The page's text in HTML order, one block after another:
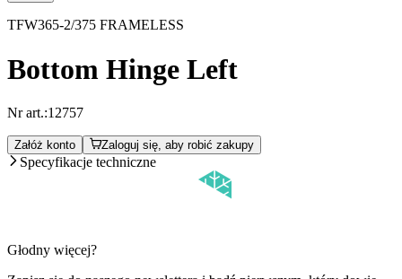
TFW365-2/375 FRAMELESS
Bottom Hinge Left
Nr art.:12757
Załóż konto Zaloguj się, aby robić zakupy
Specyfikacje techniczne
Głodny więcej?